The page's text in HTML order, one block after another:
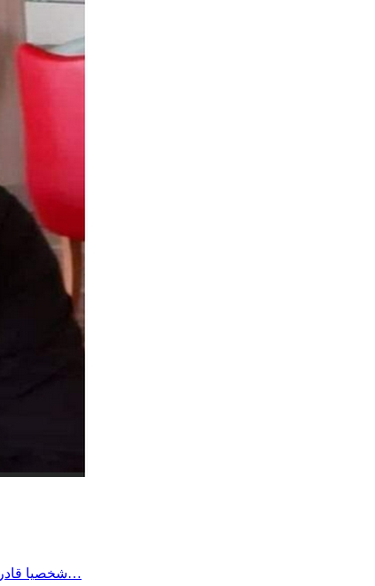
شخصيا قادر نصبر على أي وضع بفضل الله وحده وطاقة الصبر الي اكتسبها الواحد في حياته لكن هناك الكثير من المرضى وكبار السن والأطفال لا طاقة لهم…